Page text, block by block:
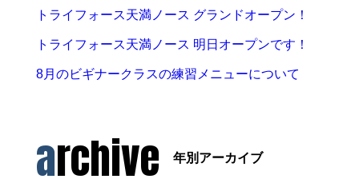
トライフォース天満ノース グランドオープン！
トライフォース天満ノース 明日オープンです！
8月のビギナークラスの練習メニューについて
archive 年別アーカイブ